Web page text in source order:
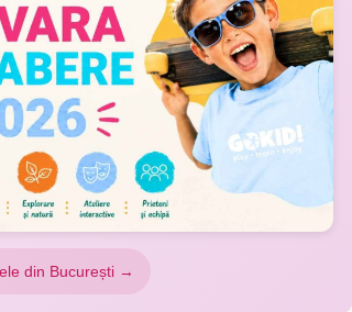
din București →